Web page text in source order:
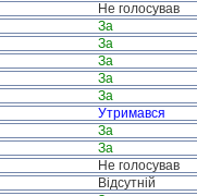
Не голосував
За
За
За
За
За
Утримався
За
За
Не голосував
Відсутній